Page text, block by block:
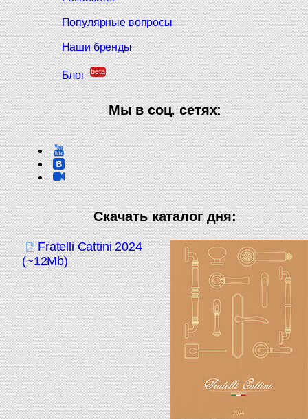
Популярные вопросы
Наши бренды
Блог beta
Мы в соц. сетях:
Скачать каталог дня:
Fratelli Cattini 2024
(~12Mb)